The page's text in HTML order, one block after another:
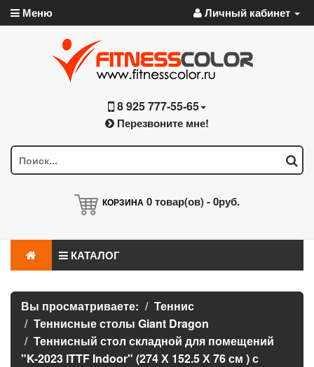
Меню Личный кабинет
8 925 777-55-65
Перезвоните мне!
КОРЗИНА 0товар(ов) -0руб.
КАТАЛОГ
Вы просматриваете:
Теннис
Теннисные столы Giant Dragon
Теннисный стол складной для помещений
"K-2023 ITTF Indoor" (274 Х 152.5 Х 76 см ) с